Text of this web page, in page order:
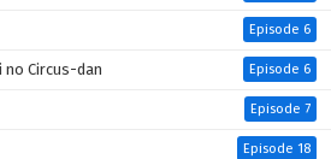
Episode 6
no Circus-dan Episode 6
Episode 7
Episode 18